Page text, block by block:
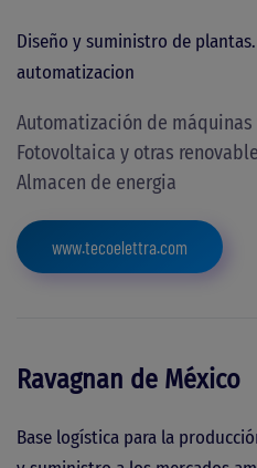
Diseño y suministro de plantas.
automatizacion
Automatización de
Fotovoltaica y otras
Almacen de energia
www.tecoelettra.com
Ravagnan de México
Base logística para la